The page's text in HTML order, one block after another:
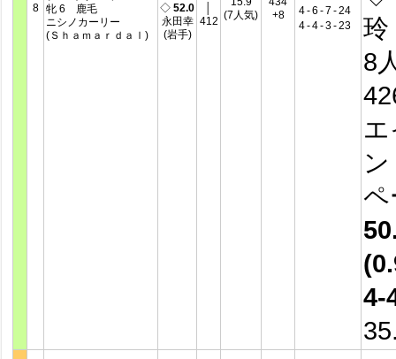
8
牝 6 鹿毛
ニシノカーリー
(Ｓｈａｍａｒｄａｌ)
◇ 52.0
永田幸
(岩手)
412 (7人気)
+8
4-6 -7 -24
4-4-3-23
8
4-